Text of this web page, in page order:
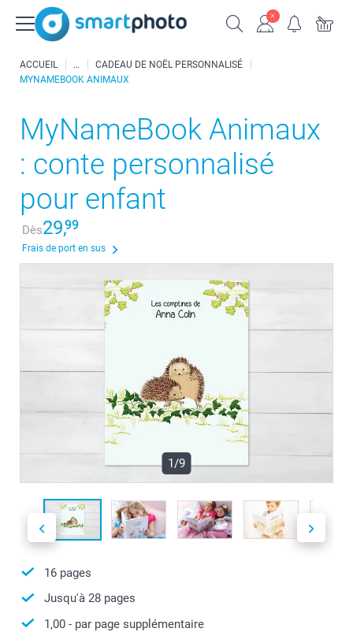
ACCUEIL
CADEAU DE NOËL PERSONNALISÉ
MYNAMEBOOK ANIMAUX
MyNameBook Animaux
: conte personnalisé
pour enfant
Dès29,99
Frais de port en sus
1/9
16 pages
Jusqu'à 28 pages
1,00 - par page supplémentaire